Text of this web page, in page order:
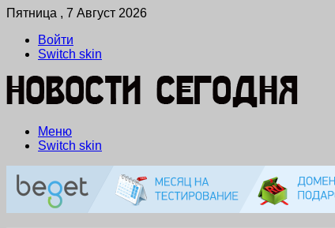
Пятница , 7 Август 2026
Войти
Switch skin
Меню
Switch skin